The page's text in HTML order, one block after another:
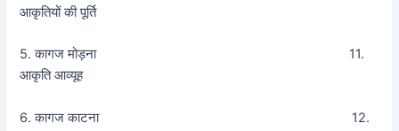
आकृतियों की पूर्ति
5. कागज मोड़ना 11.
आकृति आव्यूह
6. कागज काटना 12.